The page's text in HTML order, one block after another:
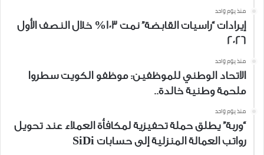
منذ يوم واحد
إيرادات “راسيات القابضة” نمت 103% خلال النصف الأول
2026
منذ يوم واحد
الاتحاد الوطني للموظفين: موظفو الكويت سطروا
ملحمة وطنية خالدة..
منذ يوم واحد
“وربة” يطلق حملة تحفيزية لمكافأة العملاء عند تحويل
رواتب العمالة المنزلية إلى حسابات SiDi